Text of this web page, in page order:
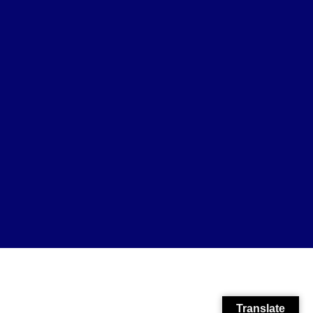
Translate